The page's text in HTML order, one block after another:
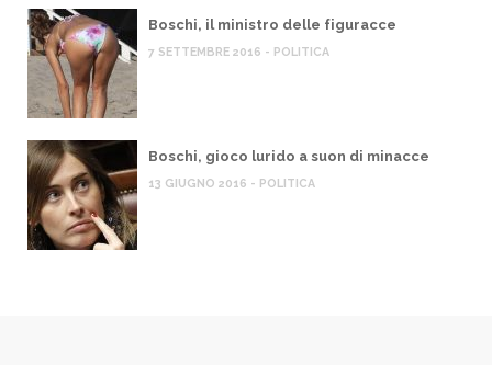
Boschi, il ministro delle figuracce
7 SETTEMBRE 2016 - POLITICA
Boschi, gioco lurido a suon di minacce
13 GIUGNO 2016 - POLITICA